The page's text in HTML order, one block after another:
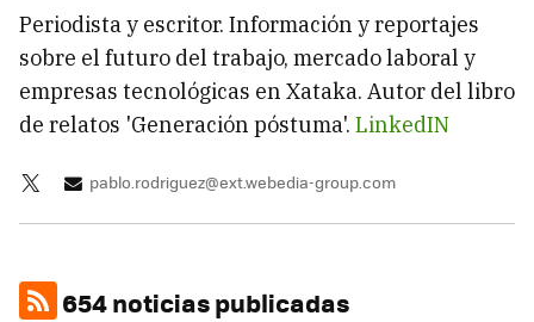
Periodista y escritor. Información y reportajes
sobre el futuro del trabajo, mercado laboral y
empresas tecnológicas en Xataka. Autor del libro
de relatos 'Generación póstuma'. LinkedIN
pablo.rodriguez@ext.webedia-group.com
654 noticias publicadas